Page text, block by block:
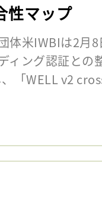
性マップ
体米IWBIは2月
ィング認証との
「WELL v2